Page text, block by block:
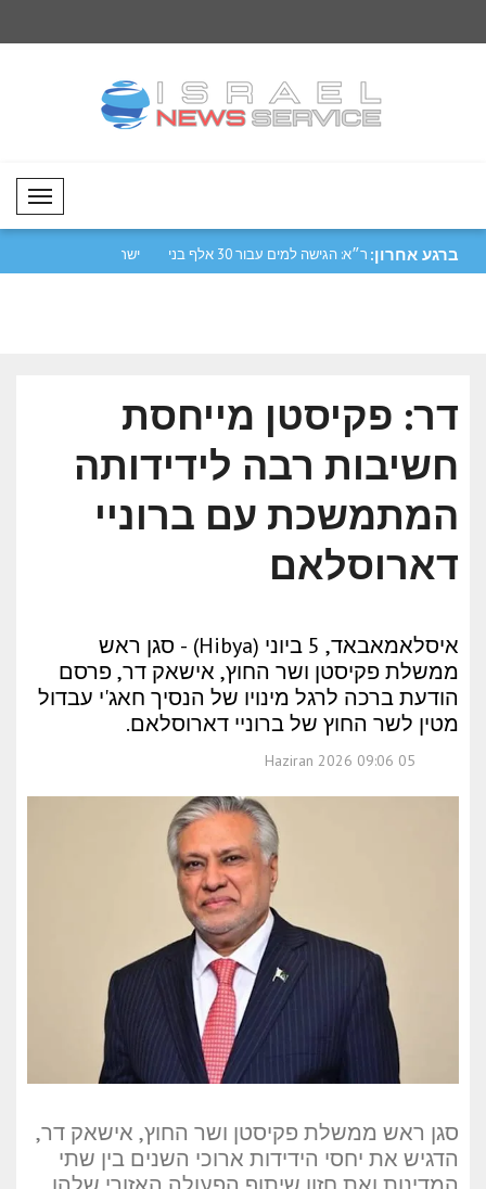
Mobil Menü
ברגע אחרון: ישראל פרסמה אונר״א: הגישה למים עבור 30 אלף בני קיים
דר: פקיסטן מייחסת
חשיבות רבה לידידותה
המתמשכת עם ברוניי
דארוסלאם
איסלאמאבאד, 5 ביוני (Hibya) - סגן ראש
ממשלת פקיסטן ושר החוץ, אישאק דר, פרסם
הודעת ברכה לרגל מינויו של הנסיך חאג'י עבדול
מטין לשר החוץ של ברוניי דארוסלאם.
05 Haziran 2026 09:06
סגן ראש ממשלת פקיסטן ושר החוץ, אישאק דר,
הדגיש את יחסי הידידות ארוכי השנים בין שתי